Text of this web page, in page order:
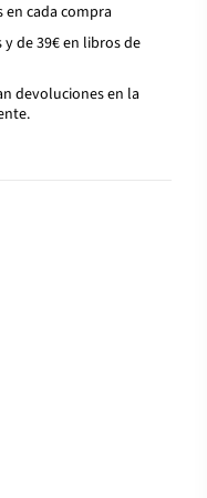
en cada compra
de 39€ en libros de
devoluciones en la